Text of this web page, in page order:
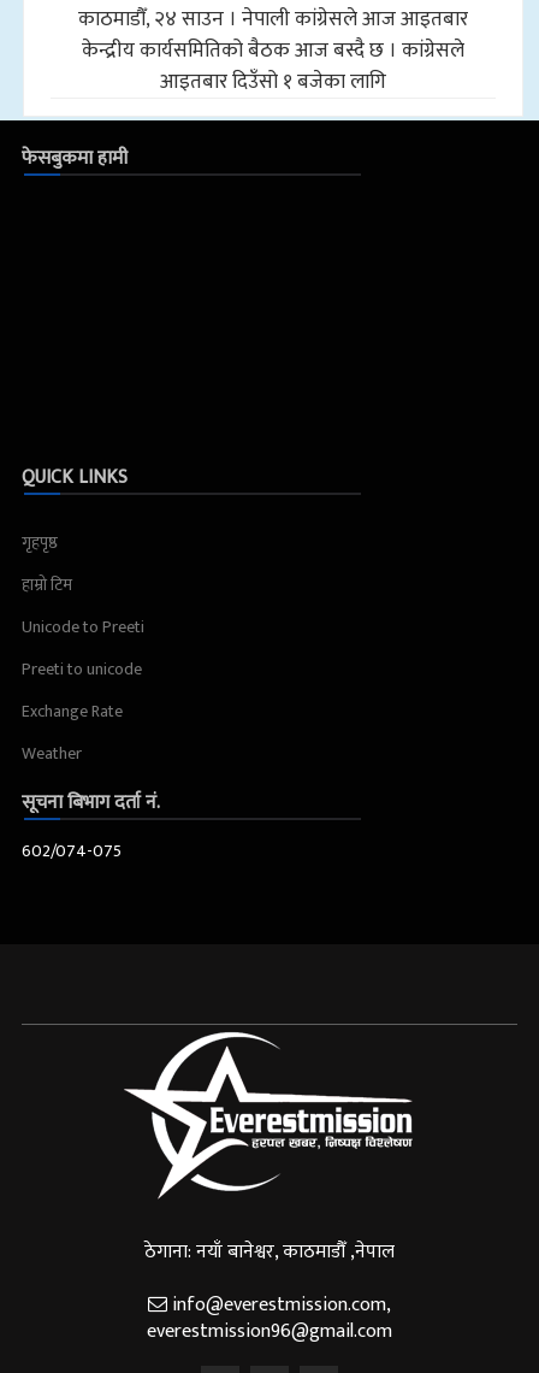
काठमाडौँ, २४ साउन । नेपाली कांग्रेसले आज आइतबार
केन्द्रीय कार्यसमितिको बैठक आज बस्दै छ । कांग्रेसले
आइतबार दिउँसो १ बजेका लागि
फेसबुकमा हामी
QUICK LINKS
गृहपृष्ठ
हाम्रो टिम
Unicode to Preeti
Preeti to unicode
Exchange Rate
Weather
सूचना बिभाग दर्ता नं.
602/074-075
ठेगाना: नयाँ बानेश्वर, काठमाडौँ ,नेपाल
info@everestmission.com,
everestmission96@gmail.com